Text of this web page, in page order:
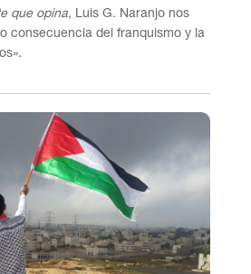
que opina, Luis G. Naranjo nos
consecuencia del franquismo y la